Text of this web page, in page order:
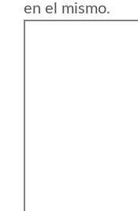
en el mismo.